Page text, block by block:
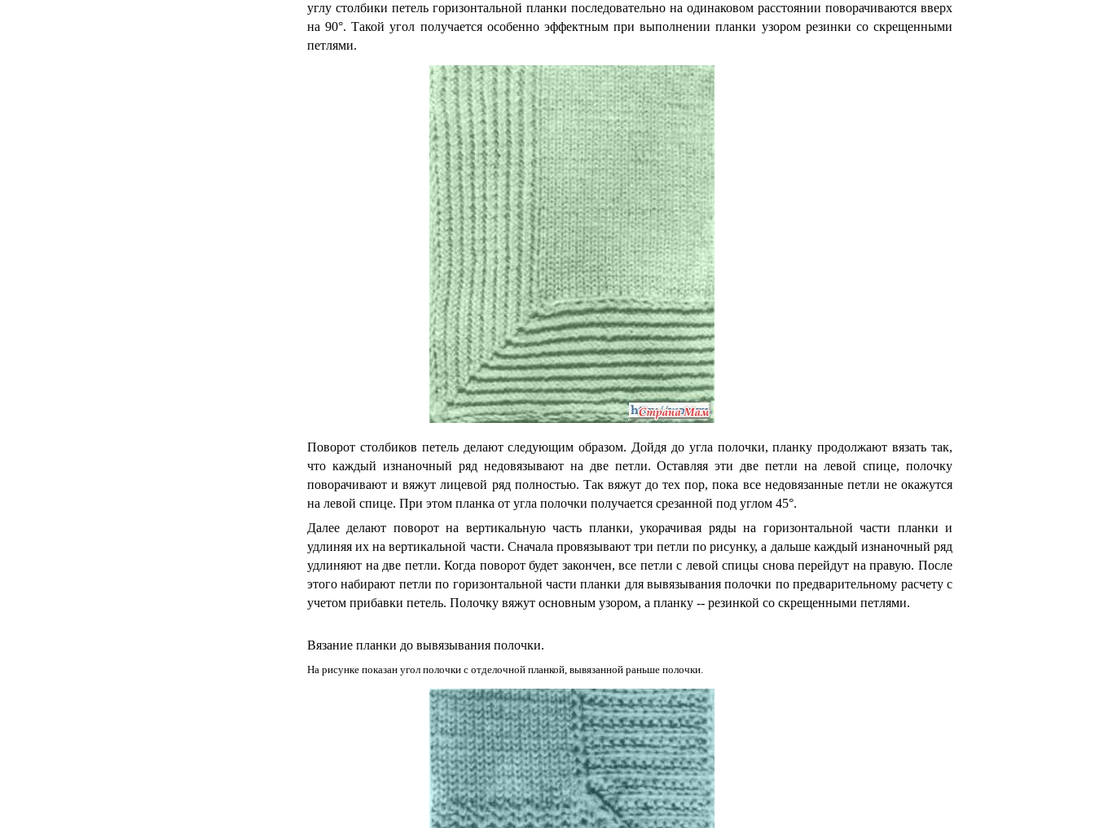
углу столбики петель горизонтальной планки последовательно на одинаковом расстоянии поворачиваются вверх
на 90°. Такой угол получается особенно эффектным при выполнении планки узором резинки со скрещенными
петлями.
Поворот столбиков петель делают следующим образом. Дойдя до угла полочки, планку продолжают вязать так,
что каждый изнаночный ряд недовязывают на две петли. Оставляя эти две петли на левой спице, полочку
поворачивают и вяжут лицевой ряд полностью. Так вяжут до тех пор, пока все недовязанные петли не окажутся
на левой спице. При этом планка от угла полочки получается срезанной под углом 45°.
Далее делают поворот на вертикальную часть планки, укорачивая ряды на горизонтальной части планки и
удлиняя их на вертикальной части. Сначала провязывают три петли по рисунку, а дальше каждый изнаночный ряд
удлиняют на две петли. Когда поворот будет закончен, все петли с левой спицы снова перейдут на правую. После
этого набирают петли по горизонтальной части планки для вывязывания полочки по предварительному расчету с
учетом прибавки петель. Полочку вяжут основным узором, а планку -- резинкой со скрещенными петлями.
Вязание планки до вывязывания полочки.
На рисунке показан угол полочки с отделочной планкой, вывязанной раньше полочки.